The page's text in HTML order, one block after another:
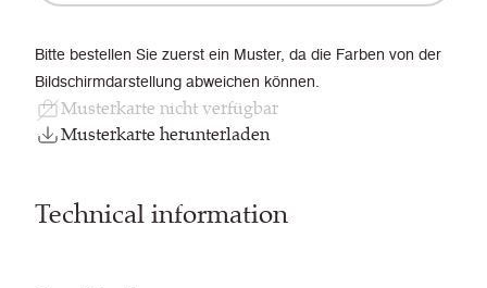
Bitte bestellen Sie zuerst ein Muster, da die Farben von der
Bildschirmdarstellung abweichen können.
Musterkarte nicht verfügbar
Musterkarte herunterladen
Technical information